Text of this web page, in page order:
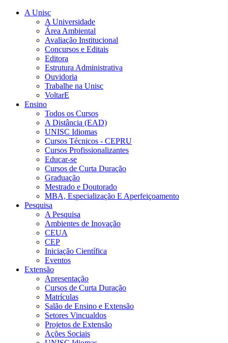
A Unisc
A Universidade
Área Ambiental
Avaliação Institucional
Concursos e Editais
Editora
Estrutura Administrativa
Ouvidoria
Trabalhe na Unisc
VoltarE
Ensino
Todos os Cursos
A Distância (EAD)
UNISC Idiomas
Cursos Técnicos - CEPRU
Cursos Profissionalizantes
Educar-se
Cursos de Curta Duração
Graduação
Mestrado e Doutorado
MBA, Especialização E Aperfeiçoamento
Pesquisa
A Pesquisa
Ambientes de Inovação
CEUA
CEP
Iniciação Científica
Eventos
Extensão
Apresentação
Cursos de Curta Duração
Matrículas
Salão de Ensino e Extensão
Setores Vincualdos
Projetos de Extensão
Ações Sociais